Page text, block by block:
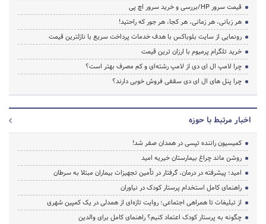
قیمت سرور HP/بررسی و خرید سرور اچ پی
هر زبانی، هر زمانی، هر کجا، هر جور که راحتید!
رونمایی از سایت بلوباکس با هدف خدمات پرداخت سریع با نازلترین قیمت
خرید تلگرام پرمیوم با ارزان ترین قیمت
چرا لامپ ال ای دی از لامپ رشته‌ای و کم مصرف بهتر است؟
چرا پنل های ال ای دی سقفی فروش خوبی دارند؟
اخبار مرتبط با حوزه
کمیسیون راننده تپسی در همدان صفر شد!
روشن ماند چراغ بیمارستان خیریه امید
امید؛ پیشرفته در درمان، گرفتار در تأمین تجهیزات بیماران مبتلا به سرطان
راهنمای کامل استخدام پرستار کودک در نیاوران
از تبلیغات تا همراهی اجتماعی؛ روایت تازه‌ای از همدلی در یک کمپین شهری
چگونه به پرستار کودک اعتماد کنیم؟ راهنمای کامل برای والدین